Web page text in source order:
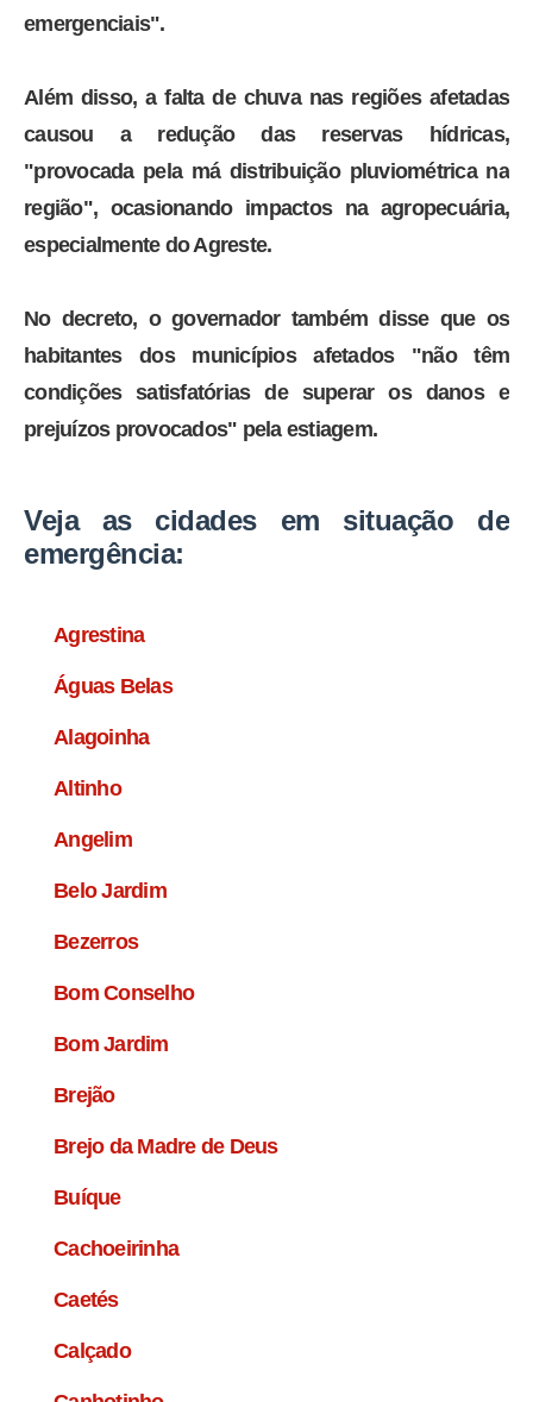
emergenciais".
Além disso, a falta de chuva nas regiões afetadas
causou a redução das reservas hídricas,
"provocada pela má distribuição pluviométrica na
região", ocasionando impactos na agropecuária,
especialmente do Agreste.
No decreto, o governador também disse que os
habitantes dos municípios afetados "não têm
condições satisfatórias de superar os danos e
prejuízos provocados" pela estiagem.
Veja as cidades em situação de
emergência:
Agrestina
Águas Belas
Alagoinha
Altinho
Angelim
Belo Jardim
Bezerros
Bom Conselho
Bom Jardim
Brejão
Brejo da Madre de Deus
Buíque
Cachoeirinha
Caetés
Calçado